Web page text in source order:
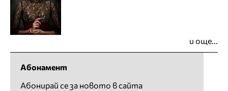
и още...
Абонамент
Абонирай се за новото в сайта